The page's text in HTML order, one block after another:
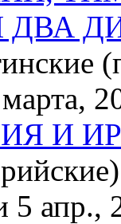
ДВА
И
5 апр.,